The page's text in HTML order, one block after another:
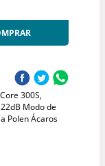
300S,
Modo de
Polen Ácaros